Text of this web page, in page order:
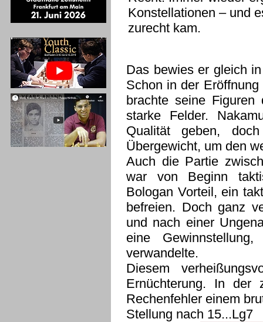
Konstellationen – und
zurecht kam.
Das bewies er gleich
Schon in der
brachte seine Figuren
starke Felder.
Qualität geben,
Übergewicht, um den
Auch die Partie
war von Beginn
Bologan Vorteil, ein
befreien. Doch ganz
und nach einer
eine
verwandelte.
Diesem
Ernüchterung. In der
Rechenfehler einem
Stellung nach 15...Lg7